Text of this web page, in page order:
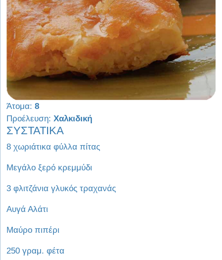
Άτομα: 8
Προέλευση: Χαλκιδική
ΣΥΣΤΑΤΙΚΑ
8 χωριάτικα φύλλα πίτας
Μεγάλο ξερό κρεμμύδι
3 φλιτζάνια γλυκός τραχανάς
Αυγά Αλάτι
Μαύρο πιπέρι
250 γραμ. φέτα